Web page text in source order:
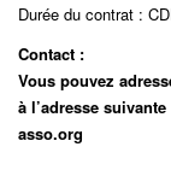
Durée du contrat :
Contact :
Vous pouvez
à l’adresse suivante
asso.org